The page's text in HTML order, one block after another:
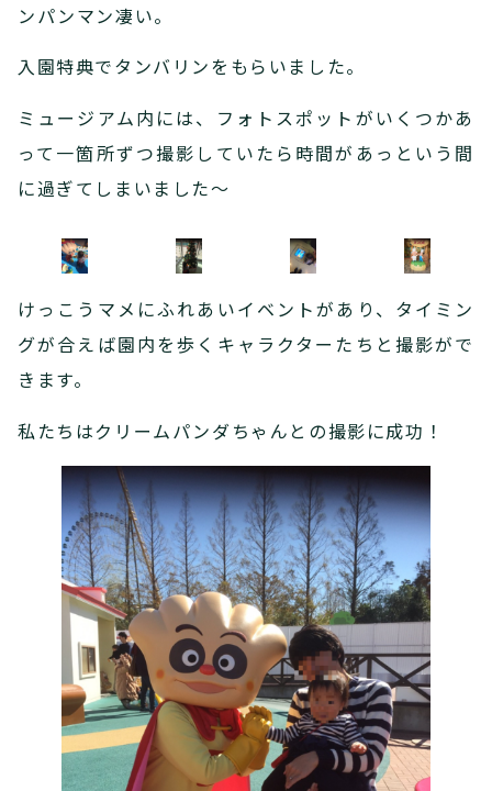
ンパンマン凄い。
入園特典でタンバリンをもらいました。
ミュージアム内には、フォトスポットがいくつかあ
って一箇所ずつ撮影していたら時間があっという間
に過ぎてしまいました〜
けっこうマメにふれあいイベントがあり、タイミン
グが合えば園内を歩くキャラクターたちと撮影がで
きます。
私たちはクリームパンダちゃんとの撮影に成功！